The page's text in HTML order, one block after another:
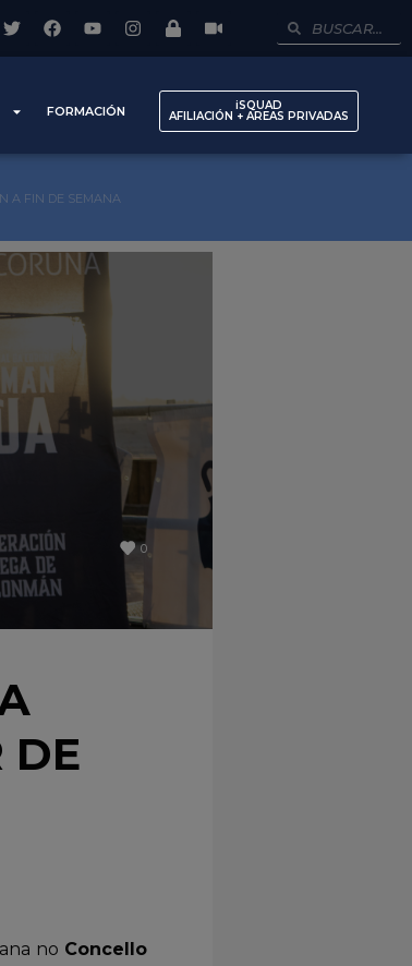
FORMACIÓN iSQUAD
AFILIACIÓN + AREAS PRIVADAS
A FIN DE SEMANA
0
DE
no Concello